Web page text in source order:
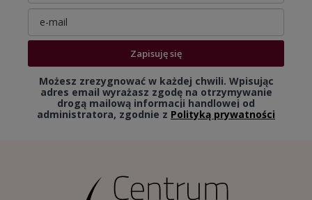
Zapisuję się
Możesz zrezygnować w każdej chwili. Wpisując
adres email wyrażasz zgodę na otrzymywanie
drogą mailową informacji handlowej od
administratora, zgodnie z Polityką prywatności